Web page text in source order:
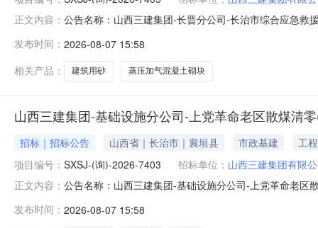
正文内容： 公告名称：山西三建集团-长晋分公司-长治市综合应急救
7405发布日期：2026-08-0715:32:00山西三建集团-长晋
发布时间： 2026-08-07 15:58
相关产品：
建筑用砂 蒸压加气混凝土砌块
山西三建集团-基础设施分公司-上党革命老区散煤清
招标｜招标公告 山西省｜长治市｜襄垣县 市政基建
工程
项目编号： SXSJ-(询)-2026-7403 招标单位： 山西三建集团有限
正文内容： 公告名称：山西三建集团-基础设施分公司-上党革命老区
力岛线工程施工-白皮松、胶东卫矛、草皮等物资采购采
发布时间： 2026-08-07 15:58